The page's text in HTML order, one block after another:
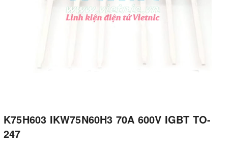
K75H603 IKW75N60H3 70A 600V IGBT TO-
247